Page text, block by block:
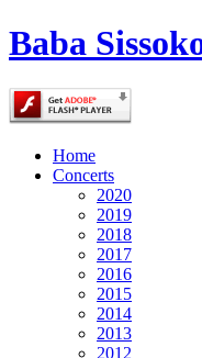
Baba
Home
Concerts
2020
2019
2018
2017
2016
2015
2014
2013
2012